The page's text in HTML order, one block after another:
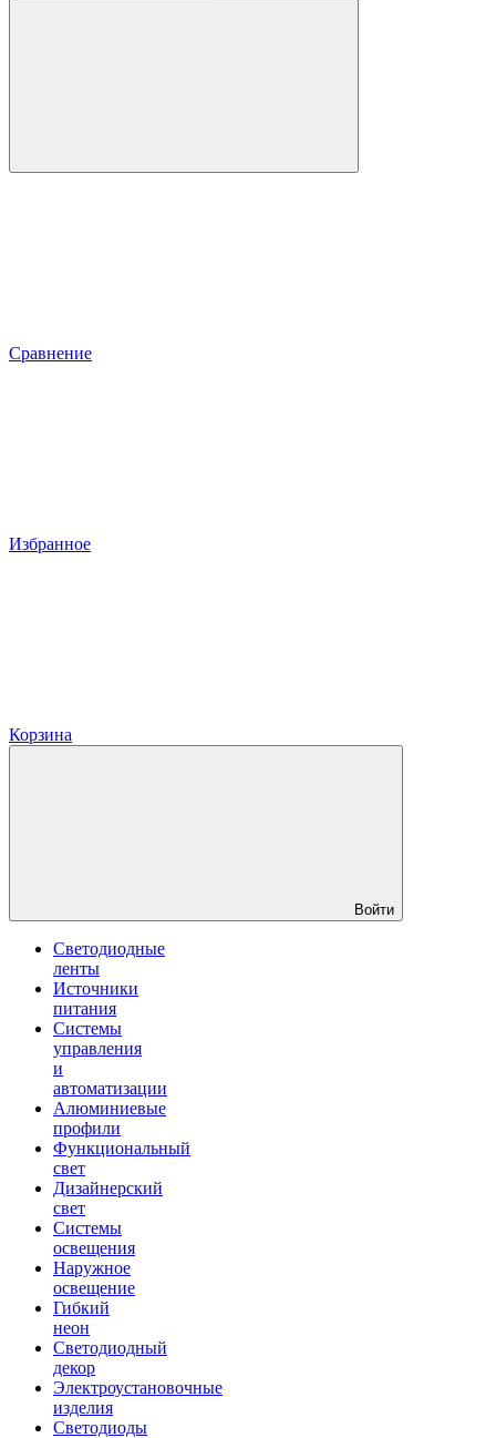
Сравнение
Избранное
Корзина
Войти
Светодиодные
ленты
Источники
питания
Системы
управления
и
автоматизации
Алюминиевые
профили
Функциональный
свет
Дизайнерский
свет
Системы
освещения
Наружное
освещение
Гибкий
неон
Светодиодный
декор
Электроустановочные
изделия
Светодиоды